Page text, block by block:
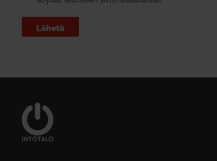
Lähetä